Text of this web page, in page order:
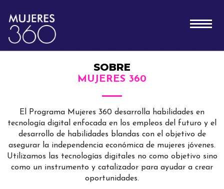
SOBRE
MUJERES 360
El Programa Mujeres 360 desarrolla habilidades en
tecnología digital enfocada en los empleos del futuro y el
desarrollo de habilidades blandas con el objetivo de
asegurar la independencia económica de mujeres jóvenes.
Utilizamos las tecnologías digitales no como objetivo sino
como un instrumento y catalizador para ayudar a crear
oportunidades.